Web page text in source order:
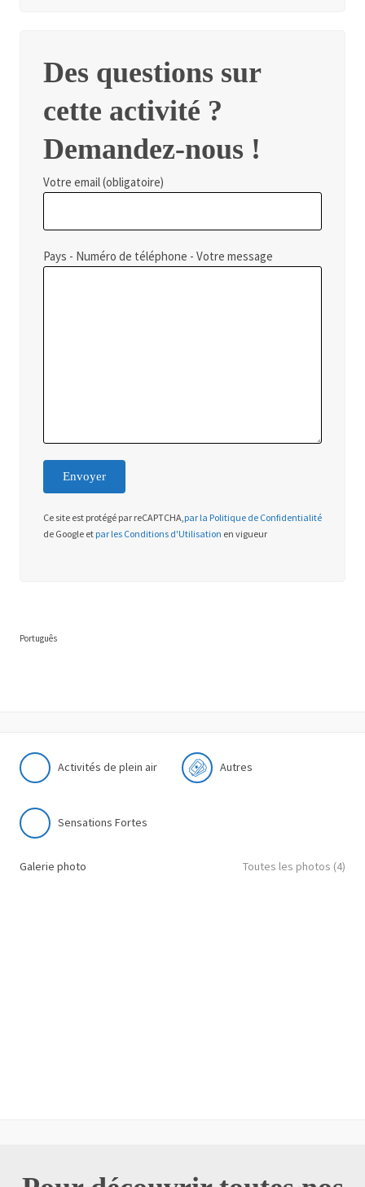
Des questions sur
cette activité ?
Demandez-nous !
Votre email (obligatoire)
Pays - Numéro de téléphone - Votre message
Ce site est protégé par reCAPTCHA, par la Politique de Confidentialité
de Google et par les Conditions d'Utilisation en vigueur
Português
Activités de plein air Autres
Sensations Fortes
Galerie photo Toutes les photos (4)